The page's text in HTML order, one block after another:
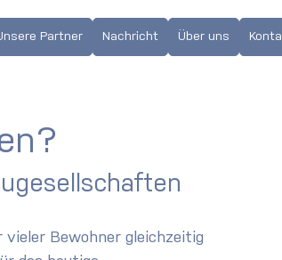
Partner Nachricht Über uns
Bewohner gleichzeitig